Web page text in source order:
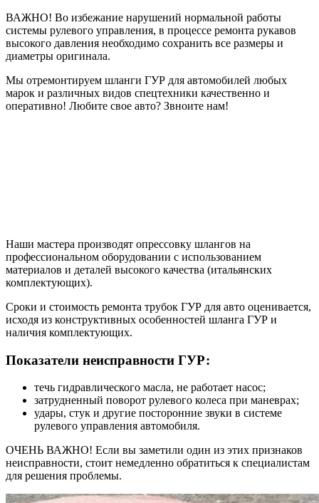
ВАЖНО! Во избежание нарушений нормальной работы
системы рулевого управления, в процессе ремонта рукавов
высокого давления необходимо сохранить все размеры и
диаметры оригинала.
Мы отремонтируем шланги ГУР для автомобилей любых
марок и различных видов спецтехники качественно и
оперативно! Любите свое авто? Звноите нам!
Наши мастера производят опрессовку шлангов на
профессиональном оборудовании с использованием
материалов и деталей высокого качества (итальянских
комплектующих).
Сроки и стоимость ремонта трубок ГУР для авто оценивается,
исходя из конструктивных особенностей шланга ГУР и
наличия комплектующих.
Показатели неисправности ГУР:
течь гидравлического масла, не работает насос;
затрудненный поворот рулевого колеса при маневрах;
удары, стук и другие посторонние звуки в системе
рулевого управления автомобиля.
ОЧЕНЬ ВАЖНО! Если вы заметили один из этих признаков
неисправности, стоит немедленно обратиться к специалистам
для решения проблемы.